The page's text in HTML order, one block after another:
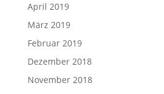
April 2019
März 2019
Februar 2019
Dezember 2018
November 2018